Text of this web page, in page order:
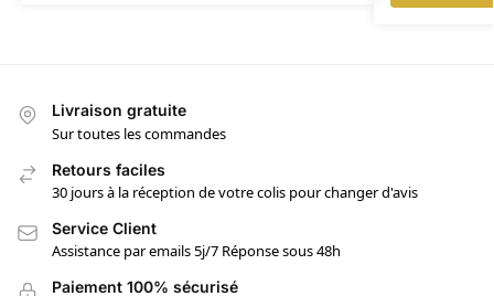
Livraison gratuite
Sur toutes les commandes
Retours faciles
30 jours à la réception de votre colis pour changer d'avis
Service Client
Assistance par emails 5j/7 Réponse sous 48h
Paiement 100% sécurisé